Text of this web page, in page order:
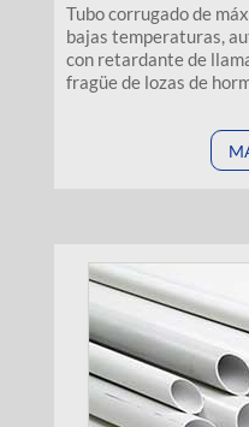
Tubo corrugado de
bajas temperaturas,
con retardante de
fragüe de lozas de